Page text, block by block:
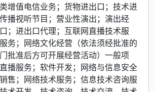
增值电信业务；货物进出口；技术进
播视听节目；营业性演出；演出经
；进出口代理；互联网直播技术服
务；网络文化经营（依法须经批准的
批准后方可开展经营活动）一般项
播服务；软件开发；网络与信息安全
售；网络技术服务；信息技术咨询服